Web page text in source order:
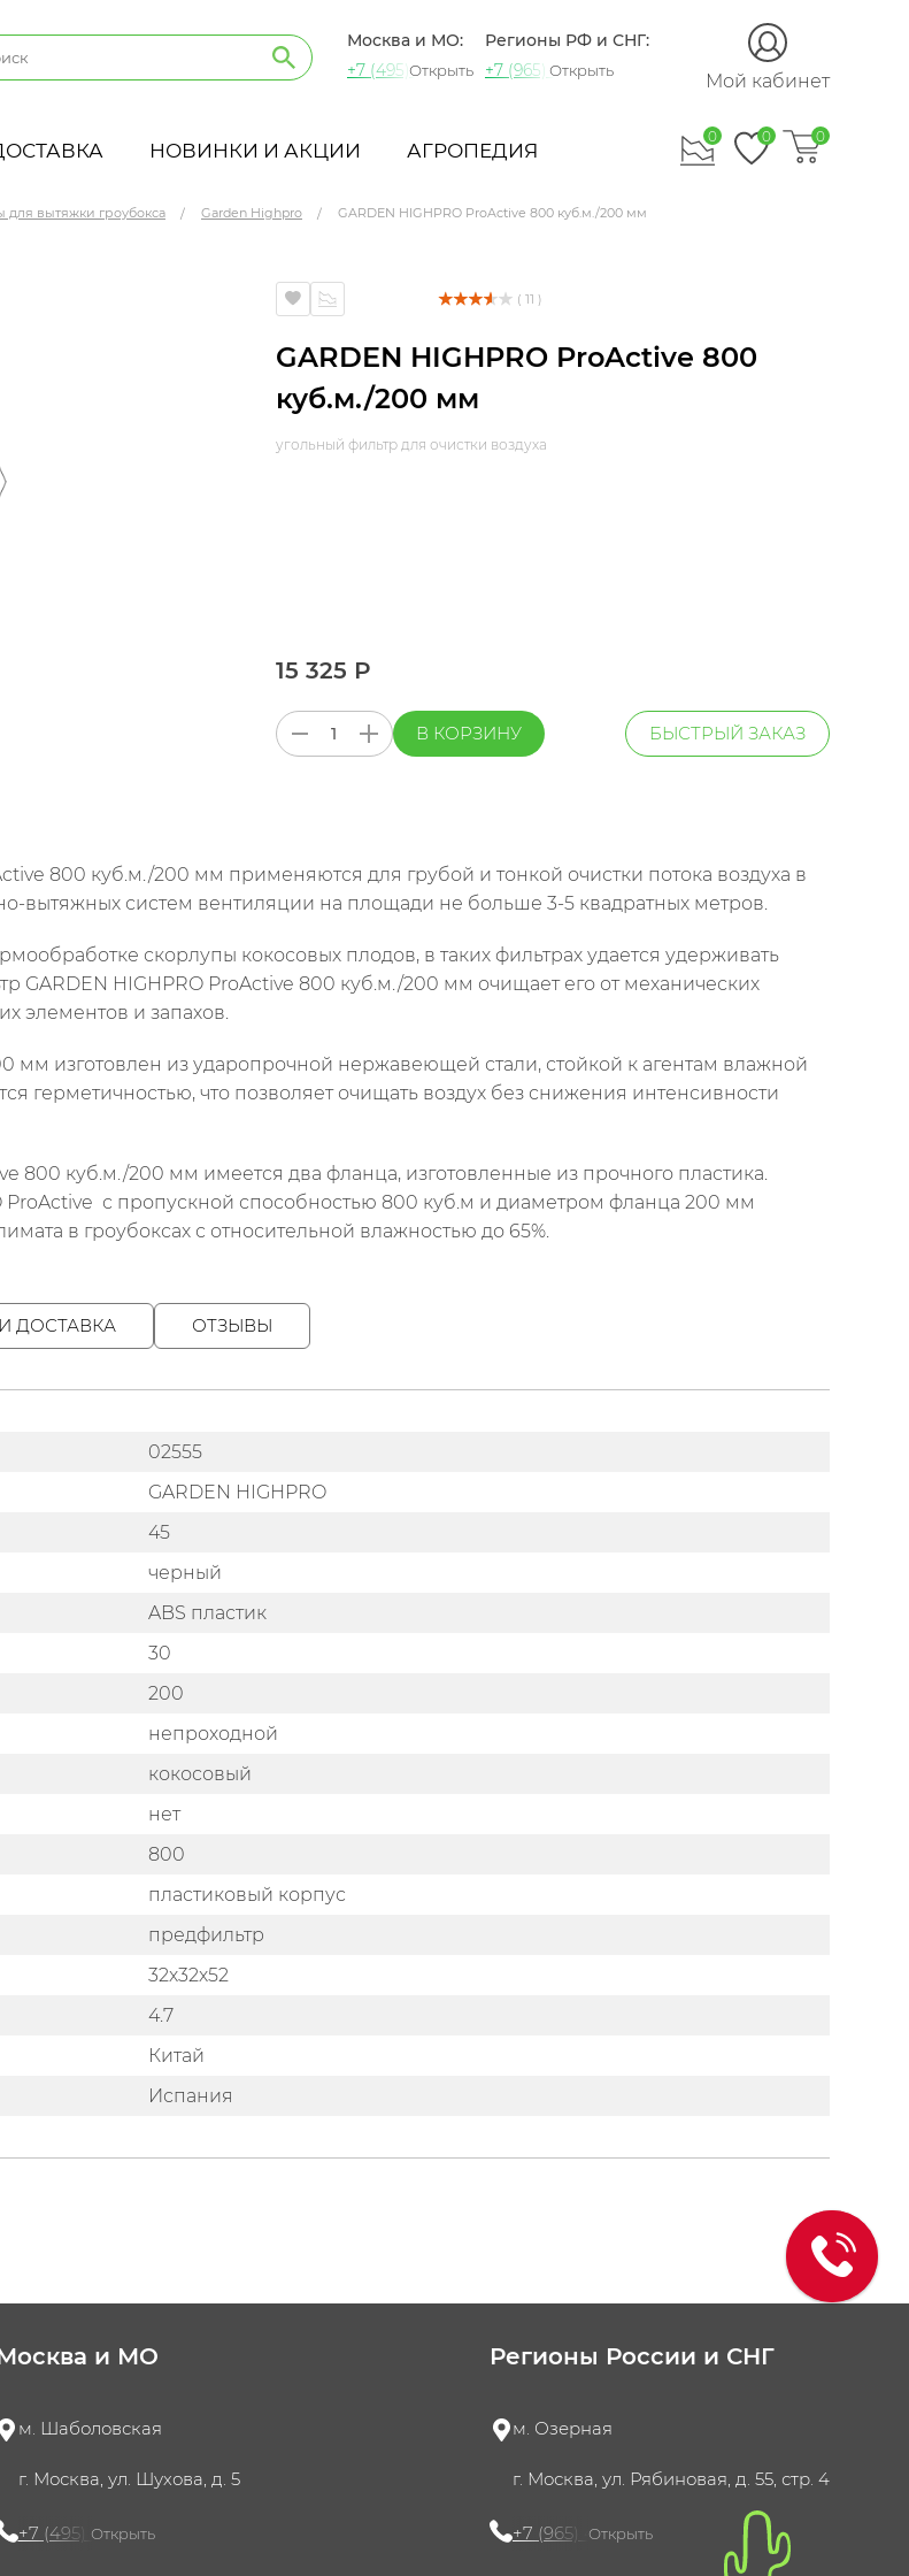
Москва и МО:
+7 (495) 721-60-15
Открыть
Регионы РФ и СНГ:
+7 (965) 420-10-10
Открыть Мой кабинет
НОВИНКИ И АКЦИИ АГРОПЕДИЯ
0 0 0
для вытяжки гроубокса Garden Highpro GARDEN HIGHPRO ProActive 800 куб.м./200 мм
( 11 )
GARDEN HIGHPRO ProActive 800
куб.м./200 мм
угольный фильтр для очистки воздуха
15 325 Р
В КОРЗИНУ БЫСТРЫЙ ЗАКАЗ
800 куб.м./200 мм применяются для грубой и тонкой очистки потока воздуха в
вытяжных систем вентиляции на площади не больше 3-5 квадратных метров.
скорлупы кокосовых плодов, в таких фильтрах удается удерживать
GARDEN HIGHPRO ProActive 800 куб.м./200 мм очищает его от механических
элементов и запахов.
мм изготовлен из ударопрочной нержавеющей стали, стойкой к агентам влажной
герметичностью, что позволяет очищать воздух без снижения интенсивности
800 куб.м./200 мм имеется два фланца, изготовленные из прочного пластика.
ProActive с пропускной способностью 800 куб.м и диаметром фланца 200 мм
в гроубоксах с относительной влажностью до 65%.
ДОСТАВКА ОТЗЫВЫ
02555
GARDEN HIGHPRO
45
черный
ABS пластик
30
200
непроходной
кокосовый
нет
800
пластиковый корпус
предфильтр
32х32х52
4.7
Китай
Испания
и МО
м. Шаболовская
г. Москва, ул. Шухова, д. 5
+7 (495) 721-60-15
Открыть
Регионы России и СНГ
м. Озерная
г. Москва, ул. Рябиновая, д. 55, стр. 4
+7 (965) 420-10-10
Открыть